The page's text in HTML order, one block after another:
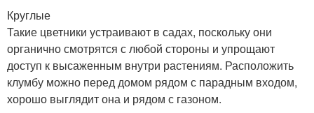
Круглые
Такие цветники устраивают в садах, поскольку они
органично смотрятся с любой стороны и упрощают
доступ к высаженным внутри растениям. Расположить
клумбу можно перед домом рядом с парадным входом,
хорошо выглядит она и рядом с газоном.